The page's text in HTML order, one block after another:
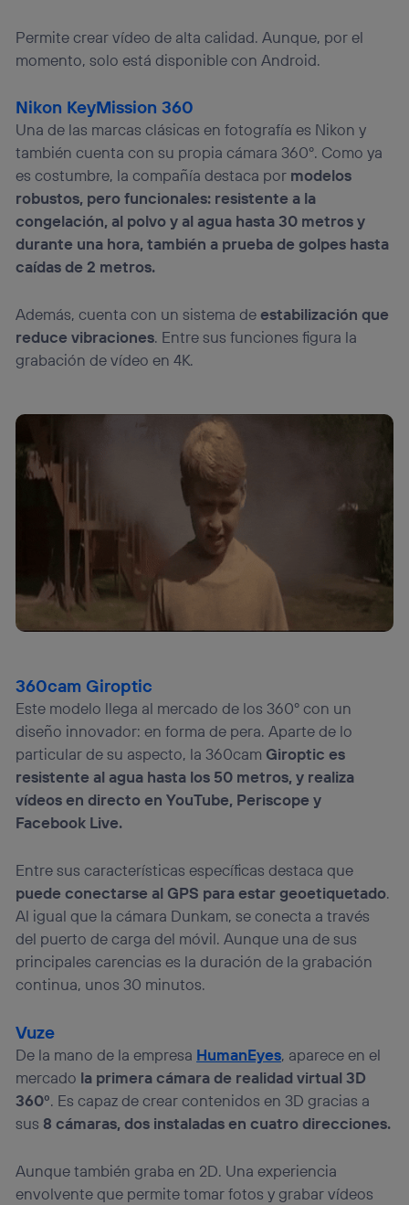
Permite crear vídeo de alta calidad. Aunque, por el
momento, solo está disponible con Android.
Nikon KeyMission 360
Una de las marcas clásicas en fotografía es Nikon y
también cuenta con su propia cámara 360º. Como ya
es costumbre, la compañía destaca por modelos
robustos, pero funcionales: resistente a la
congelación, al polvo y al agua hasta 30 metros y
durante una hora, también a prueba de golpes hasta
caídas de 2 metros.
Además, cuenta con un sistema deestabilización que
reduce vibraciones. Entre sus funciones figura la
grabación de vídeo en 4K.
360cam Giroptic
Este modelo llega al mercado de los 360º con un
diseño innovador: en forma de pera. Aparte de lo
particular de su aspecto, la 360cam Giroptic es
resistente al agua hasta los 50 metros, y realiza
vídeos en directo en YouTube, Periscope y
Facebook Live.
Entre sus características específicas destaca que
puede conectarse al GPS para estar geoetiquetado.
Al igual que la cámara Dunkam, se conecta a través
del puerto de carga del móvil. Aunque una de sus
principales carencias es la duración de la grabación
continua, unos 30 minutos.
Vuze
De la mano de la empresa HumanEyes, aparece en el
mercado la primera cámara de realidad virtual 3D
360º. Es capaz de crear contenidos en 3D gracias a
sus 8 cámaras, dos instaladas en cuatro direcciones.
Aunque también graba en 2D. Una experiencia
envolvente que permite tomar fotos y grabar vídeos